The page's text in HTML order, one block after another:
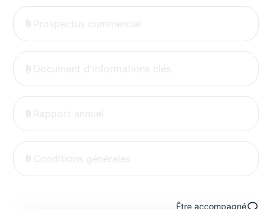
Prospectus commercial
Document d'informations clés
Rapport annuel
Conditions générales
Être accompagné